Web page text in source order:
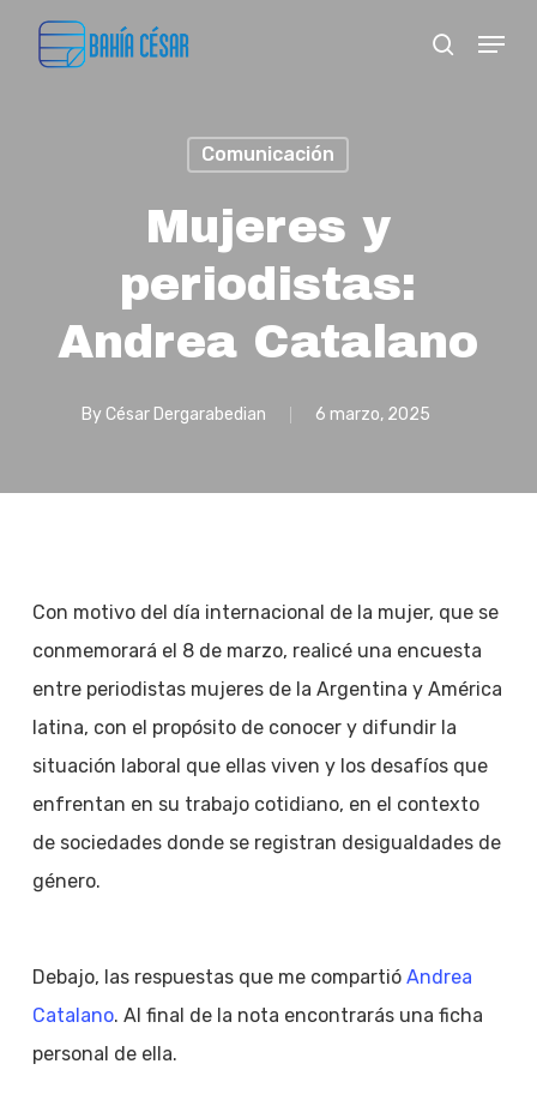
search
Menu
Comunicación
Mujeres y
periodistas:
Andrea Catalano
By César Dergarabedian 6 marzo, 2025
Con motivo del día internacional de la mujer, que se
conmemorará el 8 de marzo, realicé una encuesta
entre periodistas mujeres de la Argentina y América
latina, con el propósito de conocer y difundir la
situación laboral que ellas viven y los desafíos que
enfrentan en su trabajo cotidiano, en el contexto
de sociedades donde se registran desigualdades de
género.
Debajo, las respuestas que me compartió Andrea
Catalano. Al final de la nota encontrarás una ficha
personal de ella.